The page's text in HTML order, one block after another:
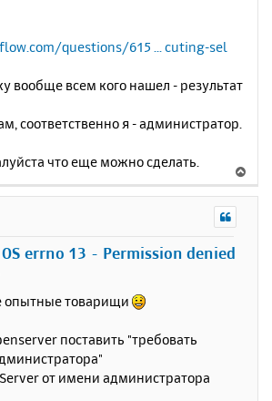
questions/615 ... cuting-sel
вообще всем кого нашел - результат
соответственно я - администратор.
что еще можно сделать.
е
errno 13 - Permission denied
опытные товарищи
поставить "требовать
от имени администратора